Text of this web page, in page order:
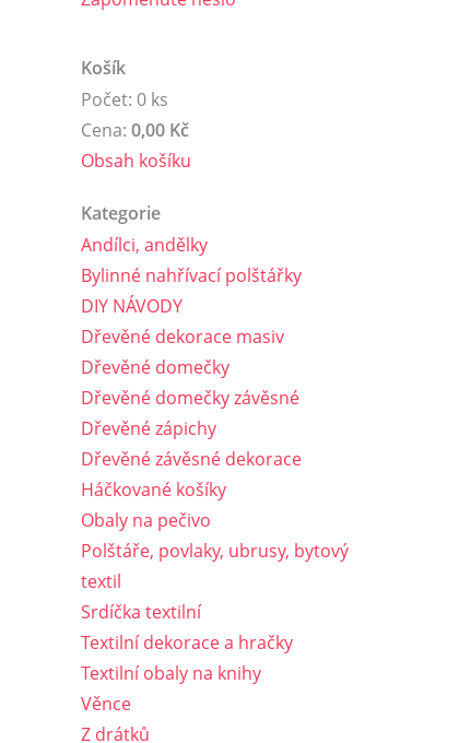
Košík
Počet: 0 ks
Cena: 0,00 Kč
Obsah košíku
Kategorie
Andílci, andělky
Bylinné nahřívací polštářky
DIY NÁVODY
Dřevěné dekorace masiv
Dřevěné domečky
Dřevěné domečky závěsné
Dřevěné zápichy
Dřevěné závěsné dekorace
Háčkované košíky
Obaly na pečivo
Polštáře, povlaky, ubrusy, bytový
textil
Srdíčka textilní
Textilní dekorace a hračky
Textilní obaly na knihy
Věnce
Z drátků